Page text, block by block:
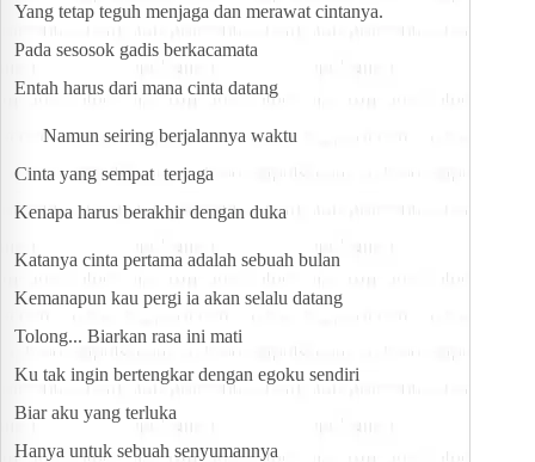
Yang tetap teguh menjaga dan merawat cintanya.
Pada sesosok gadis berkacamata
Entah harus dari mana cinta datang
      Namun seiring berjalannya waktu
Cinta yang sempat  terjaga
Kenapa harus berakhir dengan duka
Katanya cinta pertama adalah sebuah bulan
Kemanapun kau pergi ia akan selalu datang
Tolong... Biarkan rasa ini mati
Ku tak ingin bertengkar dengan egoku sendiri
Biar aku yang terluka
Hanya untuk sebuah senyumannya